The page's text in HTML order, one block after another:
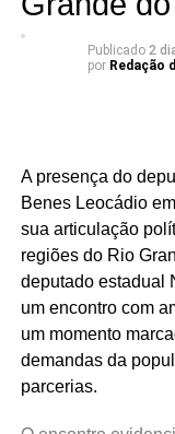
Há mandatos que
resultados.
com o povo
apenas
cultura valorizada,
atendidos e uma
mais precisa.
São centenas de
culturais
investimentos que
emendas
fazer política é
Publicado 2
por Redação
A presença do
Benes Leocádio
sua articulação
regiões do Rio
deputado estadual
um encontro com
um momento
demandas da
parcerias.